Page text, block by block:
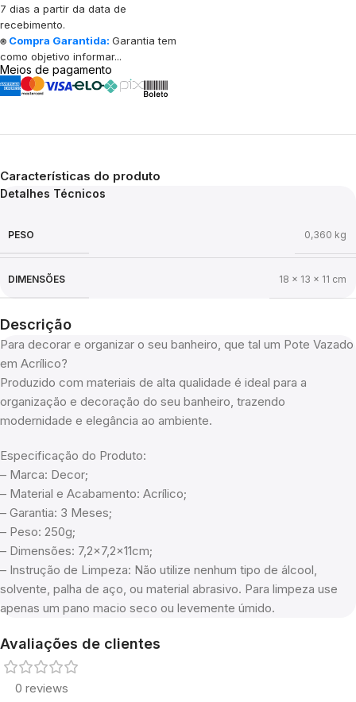
7 dias a partir da data de
recebimento.
⍟ Compra Garantida: Garantia tem
como objetivo informar...
Meios de pagamento
Características do produto
Detalhes Técnicos
PESO 0,360 kg
DIMENSÕES 18 × 13 × 11 cm
Descrição
Para decorar e organizar o seu banheiro, que tal um Pote Vazado
em Acrílico?
Produzido com materiais de alta qualidade é ideal para a
organização e decoração do seu banheiro, trazendo
modernidade e elegância ao ambiente.
Especificação do Produto:
– Marca: Decor;
– Material e Acabamento: Acrílico;
– Garantia: 3 Meses;
– Peso: 250g;
– Dimensões: 7,2×7,2x11cm;
– Instrução de Limpeza: Não utilize nenhum tipo de álcool,
solvente, palha de aço, ou material abrasivo. Para limpeza use
apenas um pano macio seco ou levemente úmido.
Avaliações de clientes
0 reviews